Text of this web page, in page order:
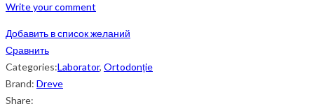
Write your comment
Добавить в список желаний
Сравнить
Categories:Laborator, Ortodonție
Brand: Dreve
Share: